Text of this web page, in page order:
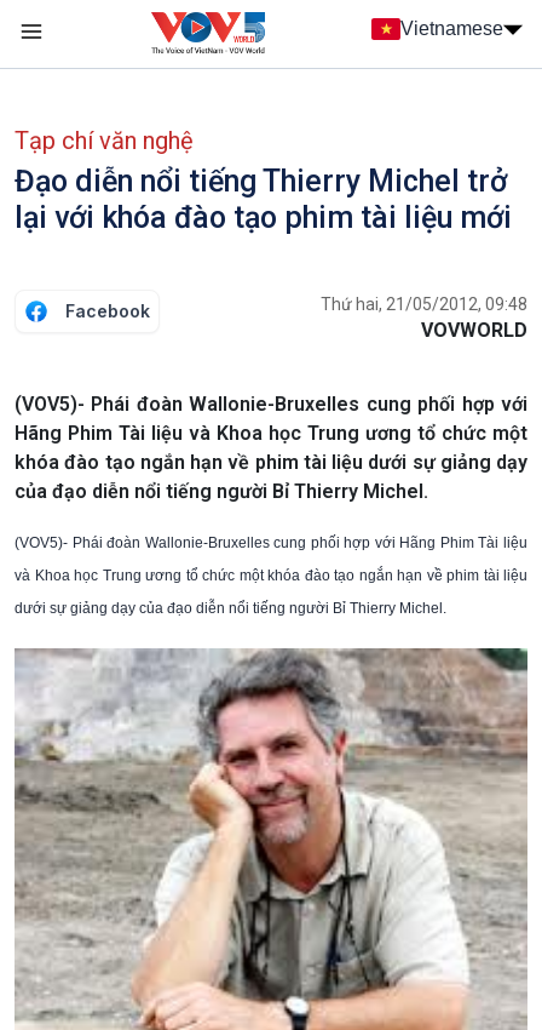
Nhảy đến nội dung
Vietnamese
Tạp chí văn nghệ
Đạo diễn nổi tiếng Thierry Michel trở
lại với khóa đào tạo phim tài liệu mới
Facebook Thứ hai, 21/05/2012, 09:48
VOVWORLD
(VOV5)- Phái đoàn Wallonie-Bruxelles cung phối hợp với
Hãng Phim Tài liệu và Khoa học Trung ương tổ chức một
khóa đào tạo ngắn hạn về phim tài liệu dưới sự giảng dạy
của đạo diễn nổi tiếng người Bỉ Thierry Michel.
(VOV5)- Phái đoàn Wallonie-Bruxelles cung phối hợp với Hãng Phim Tài liệu
và Khoa học Trung ương tổ chức một khóa đào tạo ngắn hạn về phim tài liệu
dưới sự giảng dạy của đạo diễn nổi tiếng người Bỉ Thierry Michel.